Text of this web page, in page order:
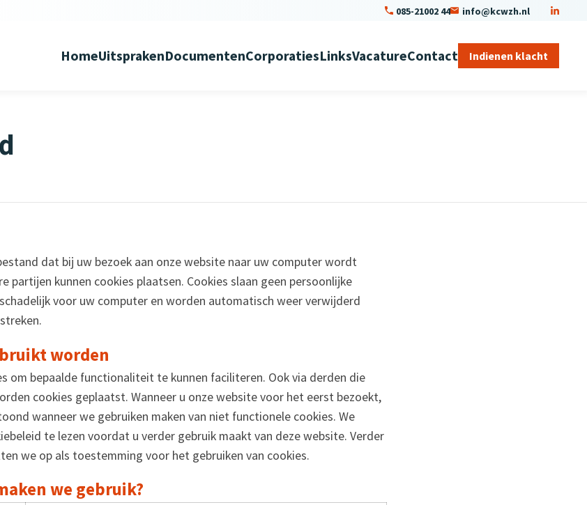
085-21002 44 info@kcwzh.nl
HomeUitsprakenDocumentenCorporatiesLinksVacatureContact Indienen klacht
dat bij uw bezoek aan onze website naar uw computer wordt
partijen kunnen cookies plaatsen. Cookies slaan geen persoonlijke
voor uw computer en worden automatisch weer verwijderd
worden
om bepaalde functionaliteit te kunnen faciliteren. Ook via derden die
cookies geplaatst. Wanneer u onze website voor het eerst bezoekt,
wanneer we gebruiken maken van niet functionele cookies. We
te lezen voordat u verder gebruik maakt van deze website. Verder
we op als toestemming voor het gebruiken van cookies.
we gebruik?